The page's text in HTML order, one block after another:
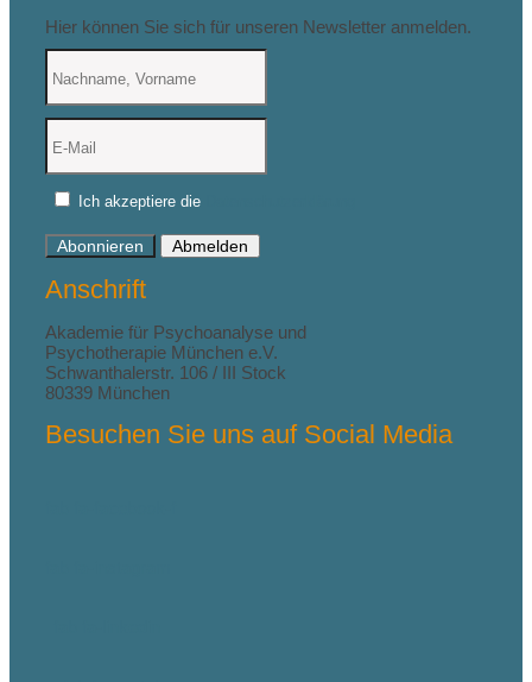
Hier können Sie sich für unseren Newsletter anmelden.
Ich akzeptiere die
Abonnieren Abmelden
Anschrift
Akademie für Psychoanalyse und
Psychotherapie München e.V.
Schwanthalerstr. 106 / III Stock
80339 München
Besuchen Sie uns auf Social Media